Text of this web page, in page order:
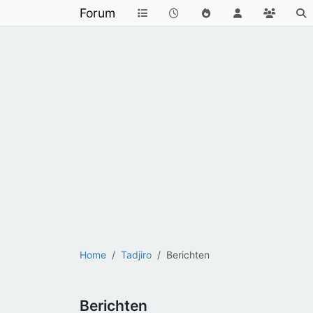
Forum
Home Tadjiro Berichten
Berichten